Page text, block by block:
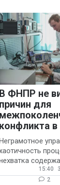
В ФНПР не
причин для
конфликта в
обратной связи
руководителя
15:40
2